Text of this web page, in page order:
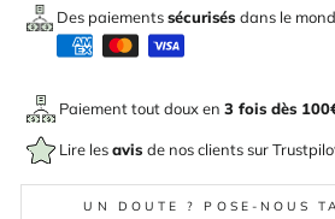
Des paiementssécurisés dans le
Paiement tout doux en 3 fois dès
Lire lesavis de nos clients sur
UN DOUTE ? POSE-NOUS